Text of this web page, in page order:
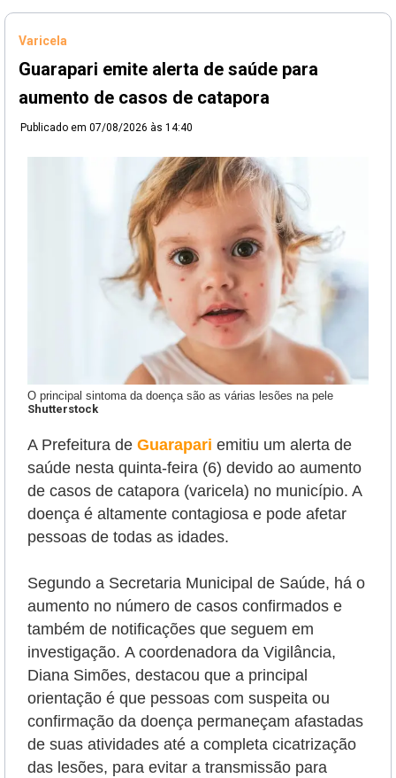
Varicela
Guarapari emite alerta de saúde para
aumento de casos de catapora
Publicado em 07/08/2026 às 14:40
O principal sintoma da doença são as várias lesões na pele
Shutterstock
A Prefeitura de Guarapari emitiu um alerta de
saúde nesta quinta-feira (6) devido ao aumento
de casos de catapora (varicela) no município. A
doença é altamente contagiosa e pode afetar
pessoas de todas as idades.
Segundo a Secretaria Municipal de Saúde, há o
aumento no número de casos confirmados e
também de notificações que seguem em
investigação. A coordenadora da Vigilância,
Diana Simões, destacou que a principal
orientação é que pessoas com suspeita ou
confirmação da doença permaneçam afastadas
de suas atividades até a completa cicatrização
das lesões, para evitar a transmissão para